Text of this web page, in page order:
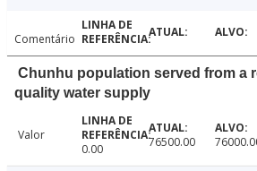
Comentário
Chunhu population served from a
quality water supply
Valor
0.00
76500.00